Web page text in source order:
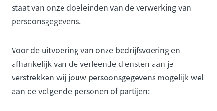
staat van onze doeleinden van de verwerking van
persoonsgegevens.
Voor de uitvoering van onze bedrijfsvoering en
afhankelijk van de verleende diensten aan je
verstrekken wij jouw persoonsgegevens mogelijk wel
aan de volgende personen of partijen: